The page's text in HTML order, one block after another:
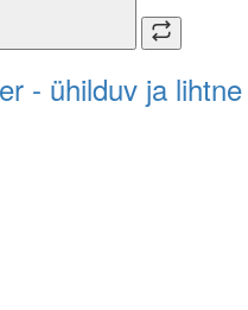
- ühilduv ja lihtne